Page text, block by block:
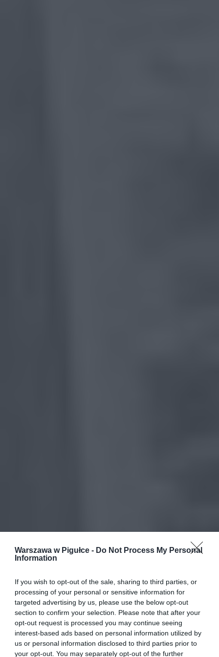
Warszawa w Pigułce - Do Not Process My Personal
Information
If you wish to opt-out of the sale, sharing to third parties, or
processing of your personal or sensitive information for
targeted advertising by us, please use the below opt-out
section to confirm your selection. Please note that after your
opt-out request is processed you may continue seeing
interest-based ads based on personal information utilized by
us or personal information disclosed to third parties prior to
your opt-out. You may separately opt-out of the further